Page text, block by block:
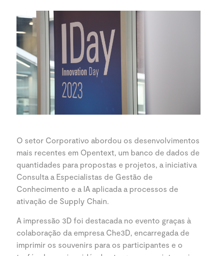
O setor Corporativo abordou os desenvolvimentos
mais recentes em Opentext, um banco de dados de
quantidades para propostas e projetos, a iniciativa
Consulta a Especialistas de Gestão de
Conhecimento e a IA aplicada a processos de
ativação de Supply Chain.
A impressão 3D foi destacada no evento graças à
colaboração da empresa Che3D, encarregada de
imprimir os souvenirs para os participantes e o